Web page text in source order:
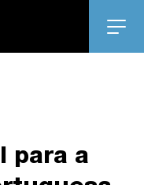
para a